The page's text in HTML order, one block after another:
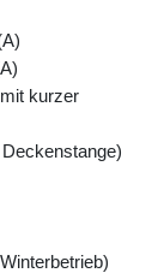
kurzer